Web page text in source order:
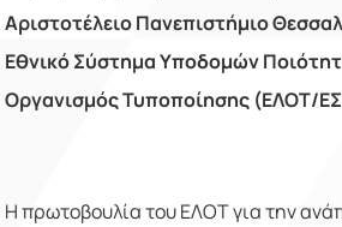
Αριστοτέλειο Πανεπιστήμιο
Εθνικό Σύστημα Υποδομών
Οργανισμός Τυποποίησης (ΕΛΟΤ/
Η πρωτοβουλία του ΕΛΟΤ για την